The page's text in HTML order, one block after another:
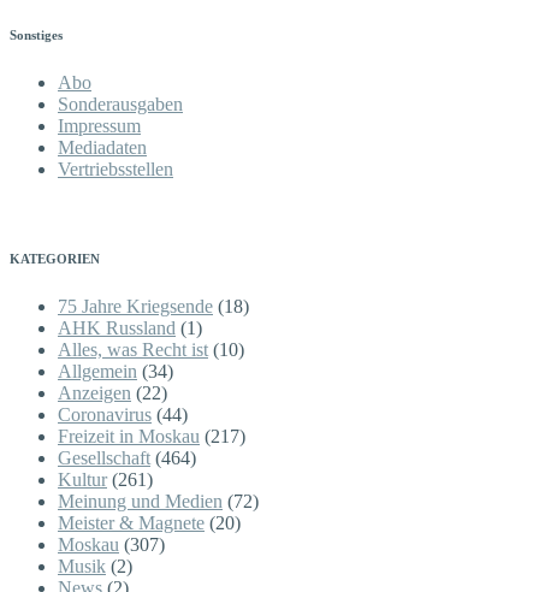
Sonstiges
Abo
Sonderausgaben
Impressum
Mediadaten
Vertriebsstellen
KATEGORIEN
75 Jahre Kriegsende (18)
AHK Russland (1)
Alles, was Recht ist (10)
Allgemein (34)
Anzeigen (22)
Coronavirus (44)
Freizeit in Moskau (217)
Gesellschaft (464)
Kultur(261)
Meinung und Medien (72)
Meister & Magnete (20)
Moskau (307)
Musik (2)